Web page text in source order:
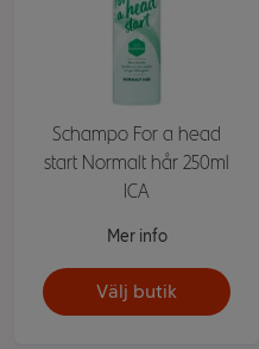
Schampo For a head
start Normalt hår 250ml
ICA
Mer info
Välj butik